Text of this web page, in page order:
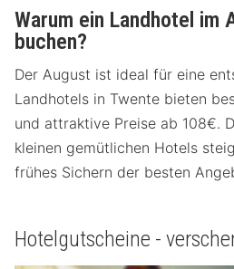
Warum ein Landhotel im
buchen?
Der August ist ideal für eine
Landhotels in Twente bieten
und attraktive Preise ab 108€.
kleinen gemütlichen Hotels
frühes Sichern der besten
Hotelgutscheine -